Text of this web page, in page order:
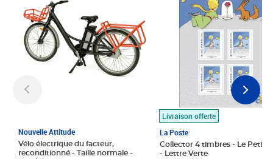
Nouvelle Attitude
Vélo électrique du facteur,
reconditionné - Taille normale -
Livraison offerte
La Poste
Collector 4 timbres - Le Petit
- Lettre Verte